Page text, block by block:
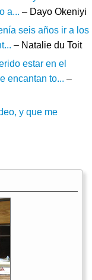
a... – Dayo Okeniyi
seis años ir a los
– Natalie du Toit
estar en el
encantan to... –
y que me